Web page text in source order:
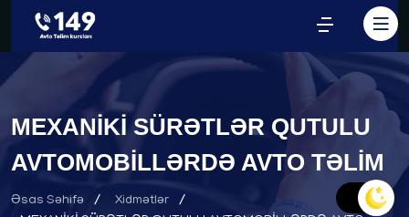
MEXANİKİ SÜRƏTLƏR QUTULU
AVTOMOBİLLƏRDƏ AVTO TƏLİM
Əsas Səhifə
Xidmətlər